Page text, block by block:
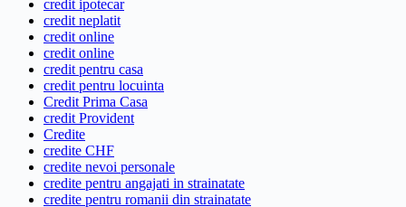
credit ipotecar
credit neplatit
credit online
credit online
credit pentru casa
credit pentru locuinta
Credit Prima Casa
credit Provident
Credite
credite CHF
credite nevoi personale
credite pentru angajati in strainatate
credite pentru romanii din strainatate